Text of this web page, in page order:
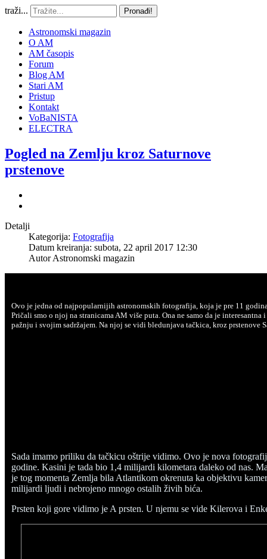
traži... Pronađi!
Astronomski magazin
O AM
AM časopis
Forum
Blog AM
Stari AM
Pristup
Kontakt
VoBaNISTA
ELECTRA
Pogled na Zemlju kroz Saturnove
prstenove
Detalji
Kategorija: Fotografija
Datum kreiranja: subota, 22 april 2017 12:30
AutorAstronomski magazin
Ovo je jedna od najpopularnijih astronomskih fotografija, koja je pre 11
Pričali smo o njoj na stranicama AM više puta. Ona ne samo da je
pažnju i svojim sadržajem. Na njoj se vidi bledunjava tačkica, kroz prstenove
Sada imamo priliku da tačkicu oštrije vidimo. Ovo je nova
godine. Kasini je tada bio 1,4 milijardi kilometara daleko od nas.
je tog momenta Zemlja bila Atlantikom okrenuta ka objektivu
milijardi ljudi i nebrojeno mnogo ostalih živih bića.
Prsten koji gore vidimo je A prsten. U njemu se vide Kilerova i